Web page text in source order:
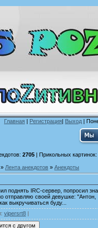
Главная | Регистрация| Выход |
2705| Прикольных картинок:
» Лента анекдотов » Анекдоты
поднять IRC-сервер, попросил
отправляю своей девушке:
выкручиваться буду...
: vipersrt8 |